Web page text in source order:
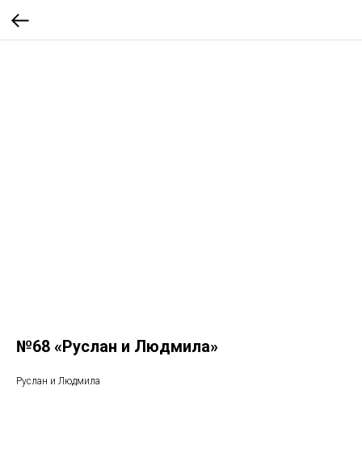
№68 «Руслан и Людмила»
Руслан и Людмила